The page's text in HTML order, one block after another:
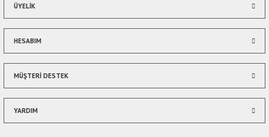
ÜYELİK
HESABIM
MÜŞTERİ DESTEK
YARDIM